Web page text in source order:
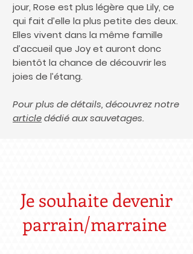
jour, Rose est plus légère que Lily, ce
qui fait d’elle la plus petite des deux.
Elles vivent dans la même famille
d’accueil que Joy et auront donc
bientôt la chance de découvrir les
joies de l’étang.
Pour plus de détails, découvrez notre
articledédié aux sauvetages.
Je souhaite devenir
parrain/marraine ​